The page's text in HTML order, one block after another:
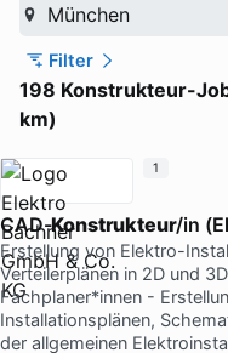
München
Filter
198 Konstrukteur-
km)
CAD-Konstrukteur/in
Erstellung von Elektro-
Verteilerplänen in 2D und
Fachplaner*innen -
Installationsplänen,
der allgemeinen
1